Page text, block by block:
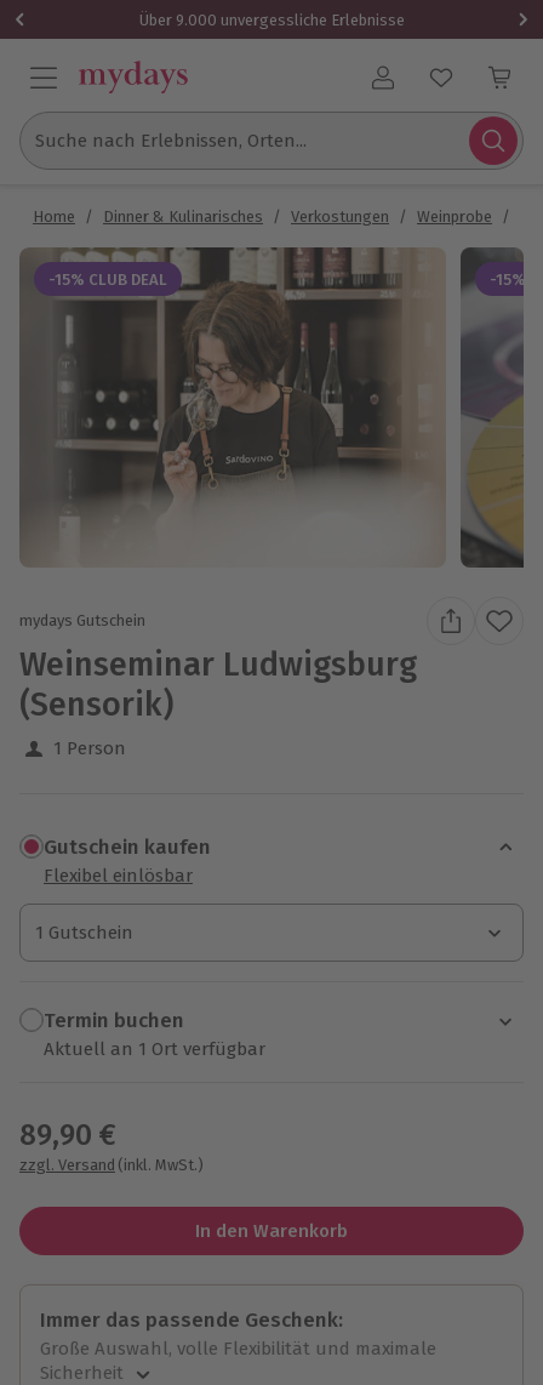
Über 9.000 unvergessliche Erlebnisse
Benutzerkonto
Suche nach Erlebnissen, Orten...
Home / Dinner & Kulinarisches / Verkostungen / Weinprobe /
-15% CLUB DEAL -15%
mydays Gutschein
Weinseminar Ludwigsburg
(Sensorik)
1 Person
Gutschein kaufen
Flexibel einlösbar
1 Gutschein
1 Gutschein
1 Gutschein
Termin buchen
Aktuell an 1 Ort verfügbar
89,90 €
zzgl. Versand (inkl. MwSt.)
In den Warenkorb
Immer das passende Geschenk:
Große Auswahl, volle Flexibilität und maximale
Sicherheit